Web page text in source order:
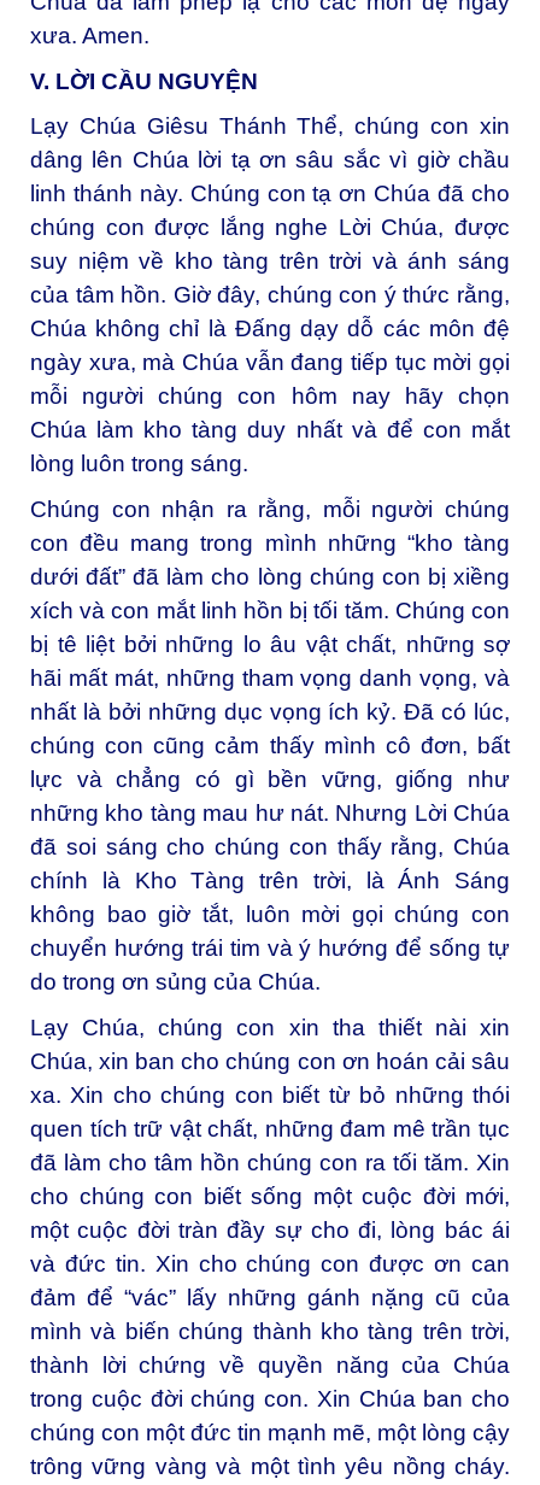
xưa. Amen.
V. LỜI CẦU NGUYỆN
Lạy Chúa Giêsu Thánh Thể, chúng con xin
dâng lên Chúa lời tạ ơn sâu sắc vì giờ chầu
linh thánh này. Chúng con tạ ơn Chúa đã cho
chúng con được lắng nghe Lời Chúa, được
suy niệm về kho tàng trên trời và ánh sáng
của tâm hồn. Giờ đây, chúng con ý thức rằng,
Chúa không chỉ là Đấng dạy dỗ các môn đệ
ngày xưa, mà Chúa vẫn đang tiếp tục mời gọi
mỗi người chúng con hôm nay hãy chọn
Chúa làm kho tàng duy nhất và để con mắt
lòng luôn trong sáng.
Chúng con nhận ra rằng, mỗi người chúng
con đều mang trong mình những “kho tàng
dưới đất” đã làm cho lòng chúng con bị xiềng
xích và con mắt linh hồn bị tối tăm. Chúng con
bị tê liệt bởi những lo âu vật chất, những sợ
hãi mất mát, những tham vọng danh vọng, và
nhất là bởi những dục vọng ích kỷ. Đã có lúc,
chúng con cũng cảm thấy mình cô đơn, bất
lực và chẳng có gì bền vững, giống như
những kho tàng mau hư nát. Nhưng Lời Chúa
đã soi sáng cho chúng con thấy rằng, Chúa
chính là Kho Tàng trên trời, là Ánh Sáng
không bao giờ tắt, luôn mời gọi chúng con
chuyển hướng trái tim và ý hướng để sống tự
do trong ơn sủng của Chúa.
Lạy Chúa, chúng con xin tha thiết nài xin
Chúa, xin ban cho chúng con ơn hoán cải sâu
xa. Xin cho chúng con biết từ bỏ những thói
quen tích trữ vật chất, những đam mê trần tục
đã làm cho tâm hồn chúng con ra tối tăm. Xin
cho chúng con biết sống một cuộc đời mới,
một cuộc đời tràn đầy sự cho đi, lòng bác ái
và đức tin. Xin cho chúng con được ơn can
đảm để “vác” lấy những gánh nặng cũ của
mình và biến chúng thành kho tàng trên trời,
thành lời chứng về quyền năng của Chúa
trong cuộc đời chúng con. Xin Chúa ban cho
chúng con một đức tin mạnh mẽ, một lòng cậy
trông vững vàng và một tình yêu nồng cháy.